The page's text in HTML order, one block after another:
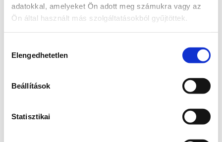
adatokkal, amelyeket Ön adott meg számukra vagy az
Ön által használt más szolgáltatásokból gyűjtöttek.
kiválasztása
Elengedhetetlen
Beállítások
Statisztikai
loadingwww.bicapp.hu
(see the browser console for more